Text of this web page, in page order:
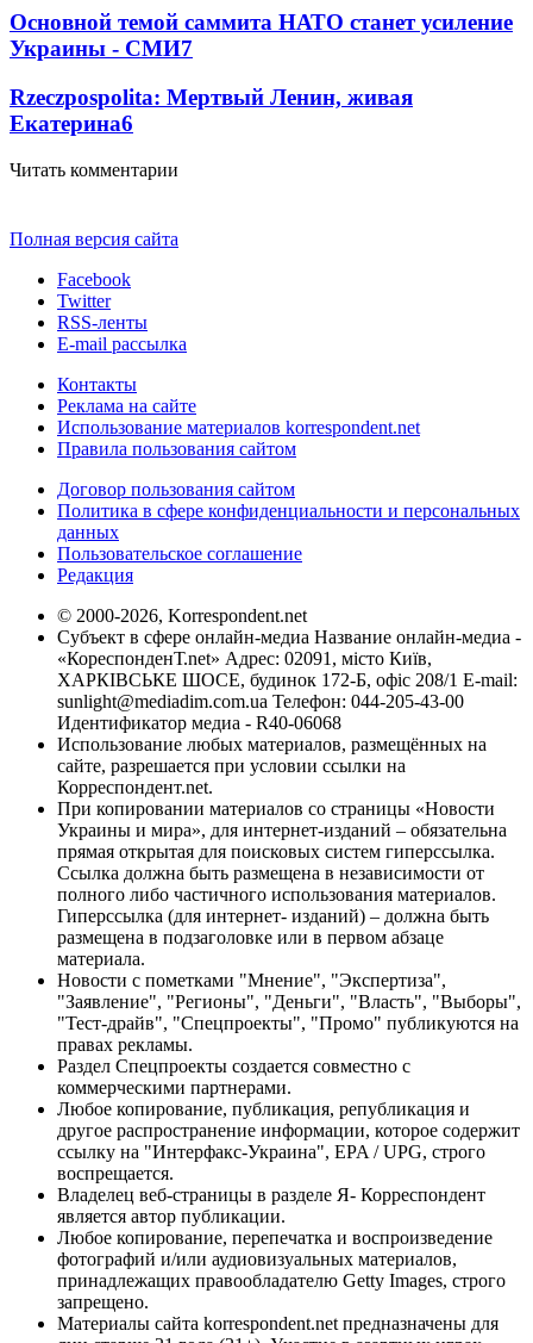
Основной темой саммита НАТО станет усиление
Украины - СМИ7
Rzeczpospolita: Мертвый Ленин, живая
Екатерина6
Читать комментарии
Полная версия сайта
Facebook
Twitter
RSS-ленты
E-mail рассылка
Контакты
Реклама на сайте
Использование материалов korrespondent.net
Правила пользования сайтом
Договор пользования сайтом
Политика в сфере конфиденциальности и персональных
данных
Пользовательское соглашение
Редакция
© 2000-2026, Korrespondent.net
Субъект в сфере онлайн-медиа Название онлайн-медиа -
«КореспонденТ.net» Адрес: 02091, місто Київ,
ХАРКІВСЬКЕ ШОСЕ, будинок 172-Б, офіс 208/1 E-mail:
sunlight@mediadim.com.ua Телефон: 044-205-43-00
Идентификатор медиа - R40-06068
Использование любых материалов, размещённых на
сайте, разрешается при условии ссылки на
Корреспондент.net.
При копировании материалов со страницы «Новости
Украины и мира», для интернет-изданий – обязательна
прямая открытая для поисковых систем гиперссылка.
Ссылка должна быть размещена в независимости от
полного либо частичного использования материалов.
Гиперссылка (для интернет- изданий) – должна быть
размещена в подзаголовке или в первом абзаце
материала.
Новости с пометками "Мнение", "Экспертиза",
"Заявление", "Регионы", "Деньги", "Власть", "Выборы",
"Тест-драйв", "Спецпроекты", "Промо" публикуются на
правах рекламы.
Раздел Спецпроекты создается совместно с
коммерческими партнерами.
Любое копирование, публикация, републикация и
другое распространение информации, которое содержит
ссылку на "Интерфакс-Украина", EPA / UPG, строго
воспрещается.
Владелец веб-страницы в разделе Я- Корреспондент
является автор публикации.
Любое копирование, перепечатка и воспроизведение
фотографий и/или аудиовизуальных материалов,
принадлежащих правообладателю Getty Images, строго
запрещено.
Материалы сайта korrespondent.net предназначены для